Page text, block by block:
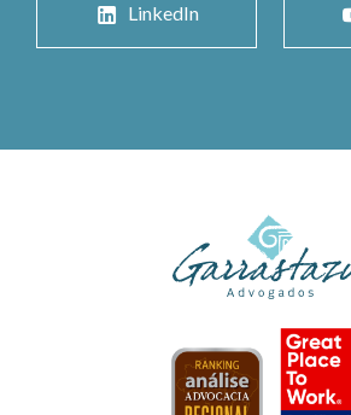
LinkedIn